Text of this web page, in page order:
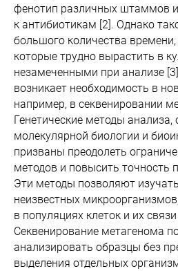
фенотип различных штаммов и
к антибиотикам [2]. Однако
большого количества
которые трудно вырастить в
незамеченными при анализе
возникает необходимость в
например, в секвенировании
Генетические методы
молекулярной биологии и
призваны преодолеть
методов и повысить точность
Эти методы позволяют
неизвестных
в популяциях клеток и их
Секвенирование метагенома
анализировать образцы без
выделения отдельных